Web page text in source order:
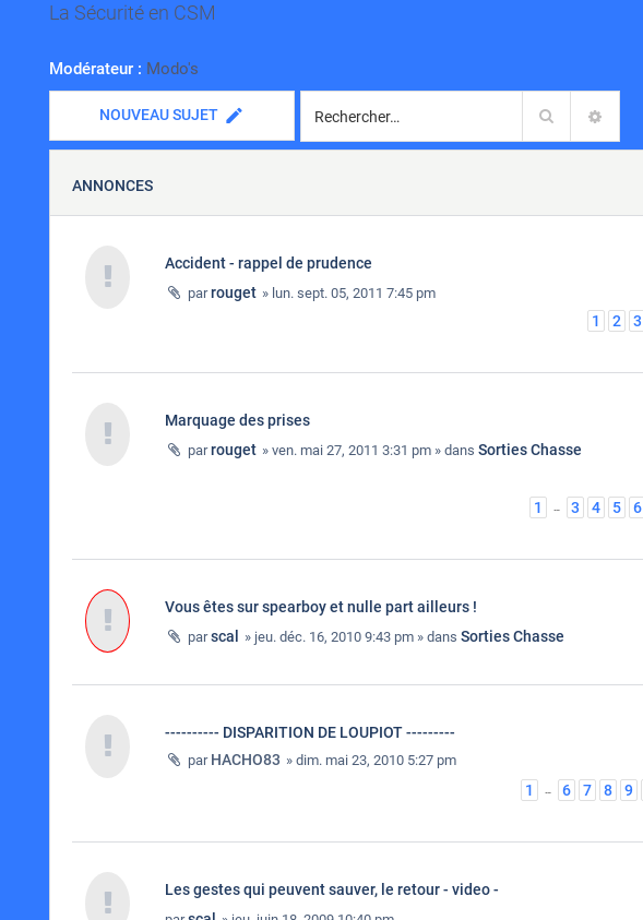
La Sécurité en CSM
Modérateur : Modo's
NOUVEAU SUJET Rechercher
ANNONCES
Accident - rappel de prudence
parrouget » lun. sept. 05, 2011 7:45 pm
1 2 3
Marquage des prises
parrouget » ven. mai 27, 2011 3:31 pm » dans Sorties Chasse
1 … 3 4 5 6
Vous êtes sur spearboy et nulle part ailleurs !
parscal » jeu. déc. 16, 2010 9:43 pm » dans Sorties Chasse
---------- DISPARITION DE LOUPIOT ---------
par HACHO83 » dim. mai 23, 2010 5:27 pm
1 … 6 7 8 9
Les gestes qui peuvent sauver, le retour - video -